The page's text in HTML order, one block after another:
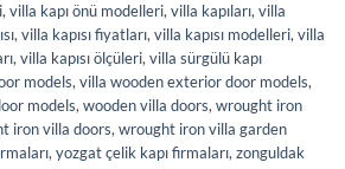
, villa kapı önü modelleri, villa kapıları, villa
, villa kapısı fiyatları, villa kapısı modelleri, villa
, villa kapısı ölçüleri, villa sürgülü kapı
models, villa wooden exterior door models,
models, wooden villa doors, wrought iron
iron villa doors, wrought iron villa garden
, yozgat çelik kapı firmaları, zonguldak